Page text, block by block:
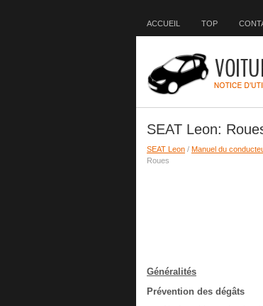
ACCUEIL TOP
SEAT Leon:
SEAT Leon / Manuel du
Roues
Généralités
Prévention des dégâts